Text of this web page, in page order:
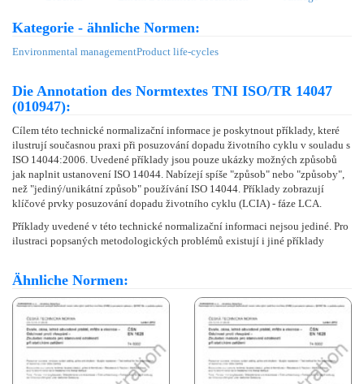
Kategorie - ähnliche Normen:
Environmental managementProduct life-cycles
Die Annotation des Normtextes TNI ISO/TR 14047
(010947):
Cílem této technické normalizační informace je poskytnout příklady, které
ilustrují současnou praxi při posuzování dopadu životního cyklu v souladu s
ISO 14044:2006. Uvedené příklady jsou pouze ukázky možných způsobů
jak naplnit ustanovení ISO 14044. Nabízejí spíše "způsob" nebo "způsoby",
než "jediný/unikátní způsob" používání ISO 14044. Příklady zobrazují
klíčové prvky posuzování dopadu životního cyklu (LCIA) - fáze LCA.
Příklady uvedené v této technické normalizační informaci nejsou jediné. Pro
ilustraci popsaných metodologických problémů existují i jiné příklady
Ähnliche Normen: